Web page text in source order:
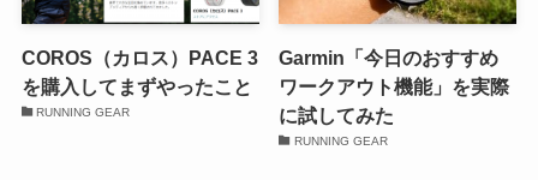
COROS（カロス）PACE 3
を購入してまずやったこと
RUNNING GEAR
Garmin「今日のおすすめ
ワークアウト機能」を実際
に試してみた
RUNNING GEAR